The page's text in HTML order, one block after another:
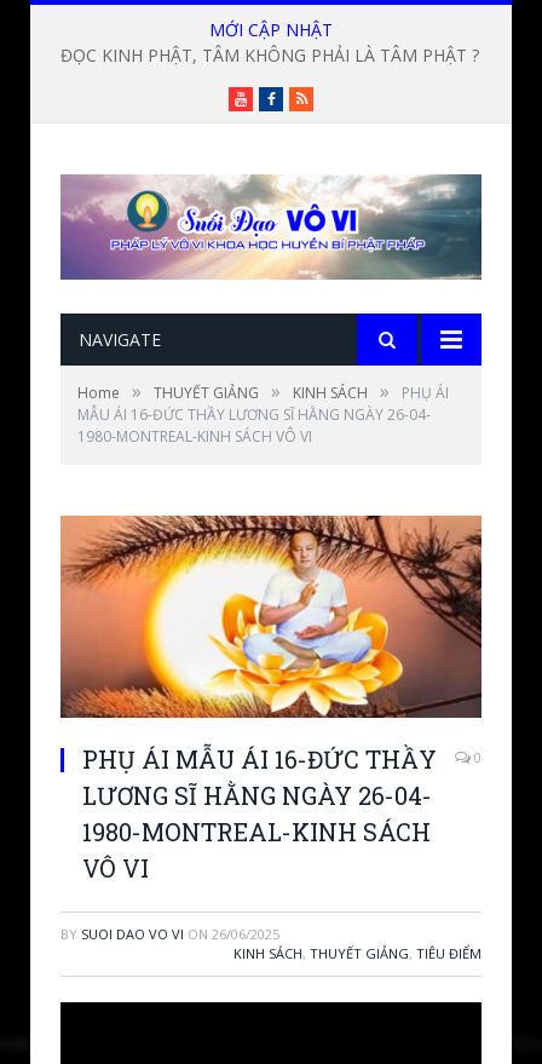
MỚI CẬP NHẬT
YoutubeFacebook
RSS
NAVIGATE
Home » THUYẾT GIẢNG » KINH SÁCH »
PHỤ ÁI
MẪU ÁI 16-ĐỨC THẦY LƯƠNG SĨ HẰNG NGÀY 26-04-
1980-MONTREAL-KINH SÁCH VÔ VI
PHỤ ÁI MẪU ÁI 16-ĐỨC THẦY
LƯƠNG SĨ HẰNG NGÀY 26-04-
1980-MONTREAL-KINH SÁCH
VÔ VI
0
BY SUOI DAO VO VI ON 26/06/2025
KINH SÁCH, THUYẾT GIẢNG, TIÊU ĐIỂM